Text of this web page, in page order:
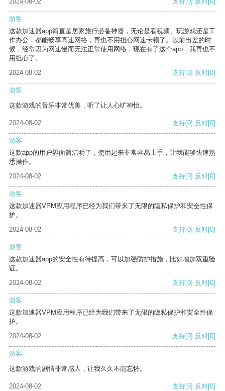
游客
这款加速器app简直是居家旅行必备神器，无论是看视频、玩游戏还是工
作办公，都能畅享高速网络，再也不用担心网速卡顿了。以前出差的时
候，经常因为网速慢而无法正常使用网络，现在有了这个app，我再也不
用担心了。
2024-08-02
支持[0] 反对[0]
游客
这款游戏的音乐非常优美，听了让人心旷神怡。
2024-08-02 支持[0] 反对[0]
游客
这款app的用户界面简洁明了，使用起来非常容易上手，让我能够快速熟
悉操作。
2024-08-02
支持[0] 反对[0]
游客
这款加速器VPM应用程序已经为我们带来了无限的隐私保护和安全性保
护。
2024-08-02
支持[0] 反对[0]
游客
这款加速器app的安全性有待提高，可以加强防护措施，比如增加双重验
证。
2024-08-02
支持[0] 反对[0]
游客
这款加速器VPM应用程序已经为我们带来了无限的隐私保护和安全性保
护。
2024-08-02
支持[0] 反对[0]
游客
这款游戏的剧情非常感人，让我久久不能忘怀。
2024-08-02 支持[0] 反对[0]